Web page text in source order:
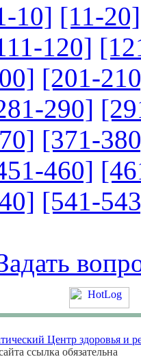
10] [11-20]
120]
[201-
290]
[371-
460]
[541-
Центр здоровья и
ссылка обязательна